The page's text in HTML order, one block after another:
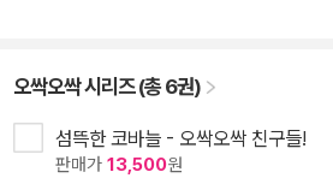
오싹오싹 시리즈 (총 6권)
섬뜩한 코바늘 - 오싹오싹 친구들!
판매가 13,500원